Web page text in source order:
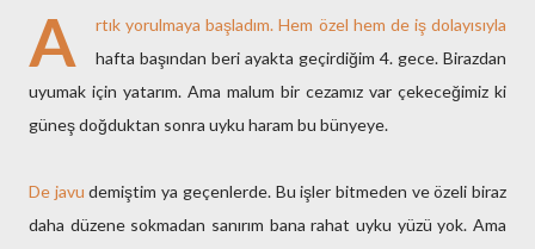
A
rtık yorulmaya başladım. Hem özel hem de iş dolayısıyla
hafta başından beri ayakta geçirdiğim 4. gece. Birazdan
uyumak için yatarım. Ama malum bir cezamız var çekeceğimiz ki
güneş doğduktan sonra uyku haram bu bünyeye.
De javu demiştim ya geçenlerde. Bu işler bitmeden ve özeli biraz
daha düzene sokmadan sanırım bana rahat uyku yüzü yok. Ama